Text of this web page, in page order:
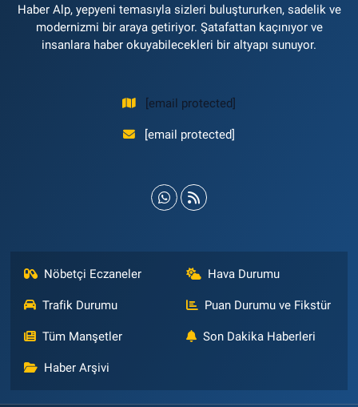
Haber Alp, yepyeni temasıyla sizleri buluştururken, sadelik ve
modernizmi bir araya getiriyor. Şatafattan kaçınıyor ve
insanlara haber okuyabilecekleri bir altyapı sunuyor.
[email protected]
[email protected]
Nöbetçi Eczaneler Hava Durumu
Trafik Durumu Puan Durumu ve Fikstür
Tüm Manşetler Son Dakika Haberleri
Haber Arşivi